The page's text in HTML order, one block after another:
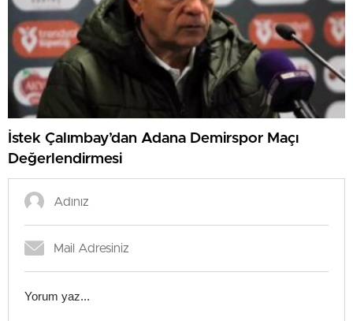
İstek Çalımbay’dan Adana Demirspor Maçı
Değerlendirmesi